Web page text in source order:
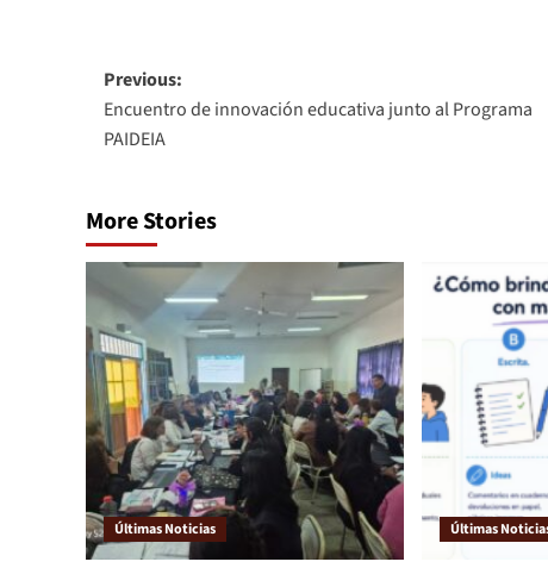
Previous:
Encuentro de innovación educativa junto al Programa
PAIDEIA
More Stories
Últimas Noticias Últimas